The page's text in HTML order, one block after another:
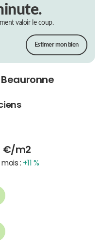
valoir le coup.
Estimer mon bien
€/m2
: +11 %